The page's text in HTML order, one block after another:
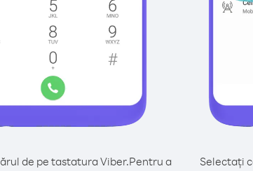
de pe tastatura Viber.Pentru a
Selectați